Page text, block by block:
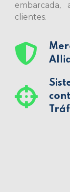
embarcada,
clientes.